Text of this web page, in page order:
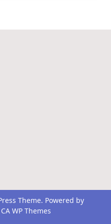
Theme. Powered by
CA WP Themes